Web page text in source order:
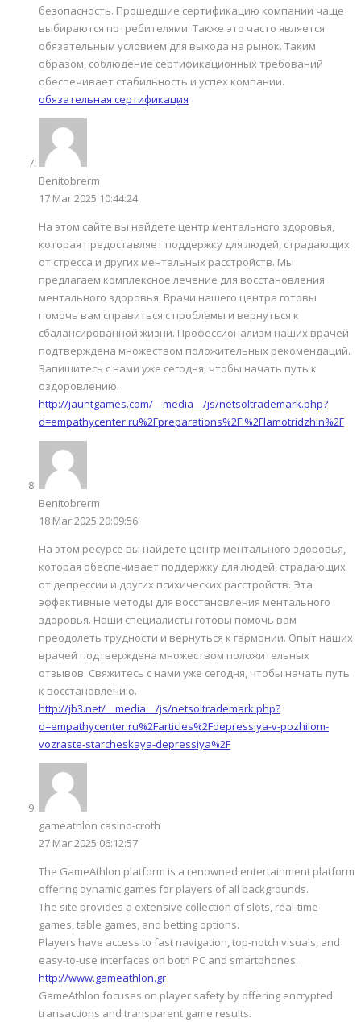
безопасность. Прошедшие сертификацию компании чаще
выбираются потребителями. Также это часто является
обязательным условием для выхода на рынок. Таким
образом, соблюдение сертификационных требований
обеспечивает стабильность и успех компании.
обязательная сертификация
Benitobrerm
17 Mar 2025 10:44:24
На этом сайте вы найдете центр ментального здоровья,
которая предоставляет поддержку для людей, страдающих
от стресса и других ментальных расстройств. Мы
предлагаем комплексное лечение для восстановления
ментального здоровья. Врачи нашего центра готовы
помочь вам справиться с проблемы и вернуться к
сбалансированной жизни. Профессионализм наших врачей
подтверждена множеством положительных рекомендаций.
Запишитесь с нами уже сегодня, чтобы начать путь к
оздоровлению.
http://jauntgames.com/__media__/js/netsoltrademark.php?
d=empathycenter.ru%2Fpreparations%2Fl%2Flamotridzhin%2F
Benitobrerm
18 Mar 2025 20:09:56
На этом ресурсе вы найдете центр ментального здоровья,
которая обеспечивает поддержку для людей, страдающих
от депрессии и других психических расстройств. Эта
эффективные методы для восстановления ментального
здоровья. Наши специалисты готовы помочь вам
преодолеть трудности и вернуться к гармонии. Опыт наших
врачей подтверждена множеством положительных
отзывов. Свяжитесь с нами уже сегодня, чтобы начать путь
к восстановлению.
http://jb3.net/__media__/js/netsoltrademark.php?
d=empathycenter.ru%2Farticles%2Fdepressiya-v-pozhilom-
vozraste-starcheskaya-depressiya%2F
gameathlon casino-croth
27 Mar 2025 06:12:57
The GameAthlon platform is a renowned entertainment platform
offering dynamic games for players of all backgrounds.
The site provides a extensive collection of slots, real-time
games, table games, and betting options.
Players have access to fast navigation, top-notch visuals, and
easy-to-use interfaces on both PC and smartphones.
http://www.gameathlon.gr
GameAthlon focuses on player safety by offering encrypted
transactions and transparent game results.